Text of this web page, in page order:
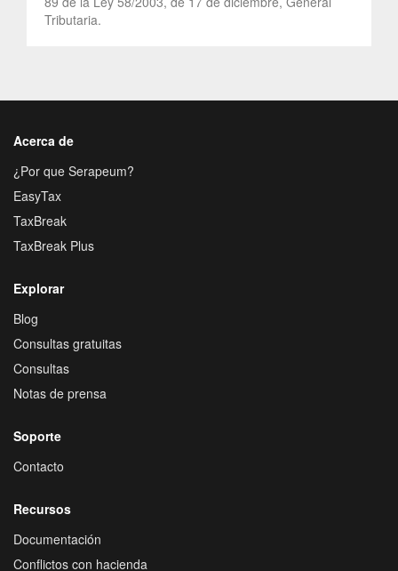
Tributaria.
Acerca de
¿Por que Serapeum?
EasyTax
TaxBreak
TaxBreak Plus
Explorar
Blog
Consultas gratuitas
Consultas
Notas de prensa
Soporte
Contacto
Recursos
Documentación
Conflictos con hacienda